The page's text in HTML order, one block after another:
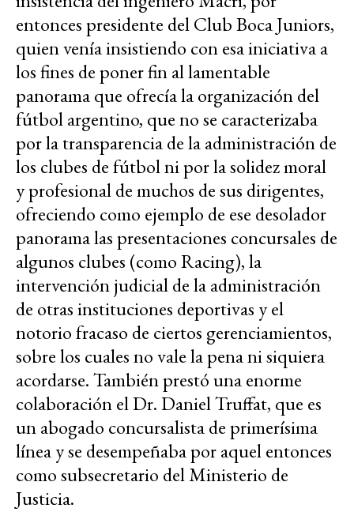
entonces presidente del Club Boca Juniors,
quien venía insistiendo con esa iniciativa a
los fines de poner fin al lamentable
panorama que ofrecía la organización del
fútbol argentino, que no se caracterizaba
por la transparencia de la administración de
los clubes de fútbol ni por la solidez moral
y profesional de muchos de sus dirigentes,
ofreciendo como ejemplo de ese desolador
panorama las presentaciones concursales de
algunos clubes (como Racing), la
intervención judicial de la administración
de otras instituciones deportivas y el
notorio fracaso de ciertos gerenciamientos,
sobre los cuales no vale la pena ni siquiera
acordarse. También prestó una enorme
colaboración el Dr. Daniel Truffat, que es
un abogado concursalista de primerísima
línea y se desempeñaba por aquel entonces
como subsecretario del Ministerio de
Justicia.